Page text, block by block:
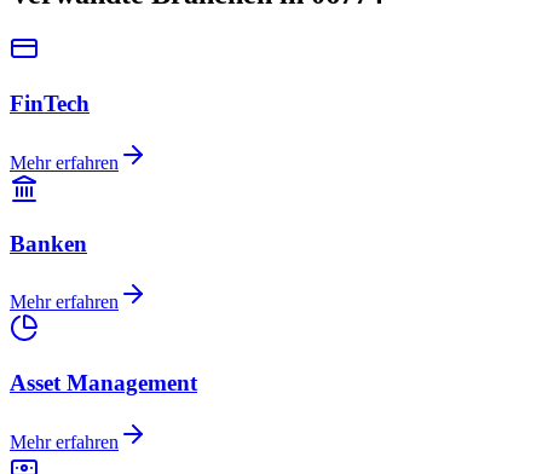
FinTech
Mehr erfahren
Banken
Mehr erfahren
Asset Management
Mehr erfahren